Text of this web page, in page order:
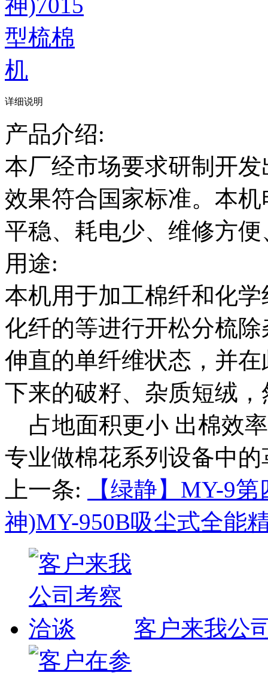
详细说明
产品介绍:
本厂经市场要求研制开
效果符合国家标准。本
平稳、耗电少、维修方
用途:
本机用于加工棉纤和化
化纤的等进行开松分梳
伸直的单纤维状态，并
下来的破籽、杂质短绒
占地面积更小 出棉效
专业做棉花系列设备中
上一条:
【绿静】MY-9
神)MY-950B吸尘式全能
客户来我公